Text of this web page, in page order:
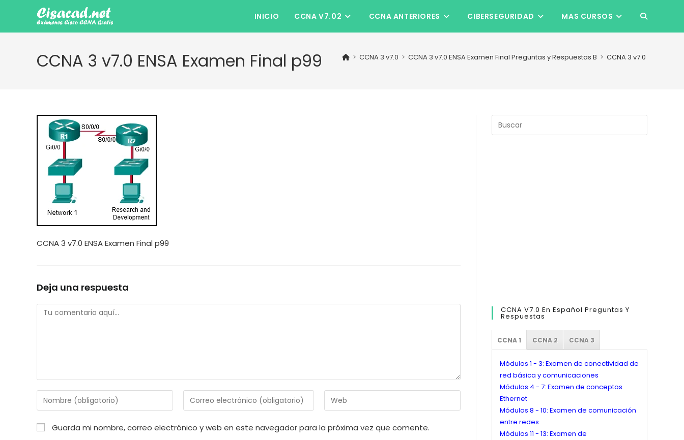
contenido
INICIO CCNA V7.02 CCNA ANTERIORES CIBERSEGURIDAD MAS CURSOS ALTERNAR
LA
CCNA 3 v7.0 ENSA Examen Final p99 > CCNA 3 v7.0 > CCNA 3 v7.0 ENSA Examen Final Preguntas y Respuestas B > CCNA 3 v7.0 ENSA
CCNA 3 v7.0 ENSA Examen Final p99
Deja una respuesta
Comentario
Introduce
tu
nombre
o
Introduce
tu
Introduce
la
de
Guarda mi nombre, correo electrónico y web en este navegador para la próxima vez que comente.
Escape
CCNA V7.0 En Español Preguntas Y
Respuestas
CCNA 1 CCNA 2 CCNA 3
Módulos 1 - 3: Examen de conectividad de
red básica y comunicaciones
Módulos 4 - 7: Examen de conceptos
Ethernet
Módulos 8 - 10: Examen de comunicación
entre redes
Módulos 11 - 13: Examen de